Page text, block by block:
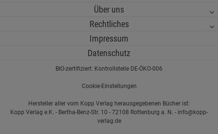
Über uns
Rechtliches
Impressum
Datenschutz
BIO-zertifiziert: Kontrollstelle DE-ÖKO-006
Cookie-Einstellungen
Hersteller aller vom Kopp Verlag herausgegebenen Bücher ist:
Kopp Verlag e.K. - Bertha-Benz-Str. 10 - 72108 Rottenburg a. N. - info@kopp-
verlag.de
Beschreibung Statistik Cookies
Cookie-Informationen
Marketing Cookies (3)
Datenschutzerklärung Impressum